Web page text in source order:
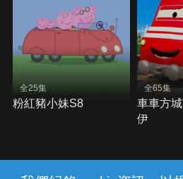
全25集
粉紅豬小妹S8
全65集
車車方
伊